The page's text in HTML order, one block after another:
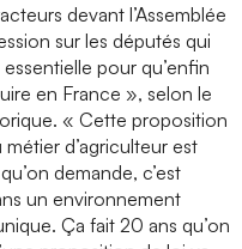
devant l’Assemblée
sur les députés qui
pour qu’enfin
en France », selon le
« Cette proposition
d’agriculteur est
demande, c’est
un environnement
Ça fait 20 ans qu’on